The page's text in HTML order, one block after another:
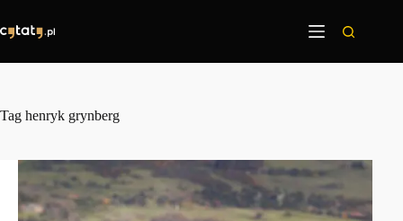
treści
Tag henryk grynberg